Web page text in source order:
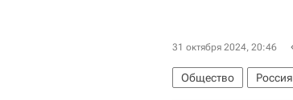
31 октября 2024, 20:46
Общество Россия